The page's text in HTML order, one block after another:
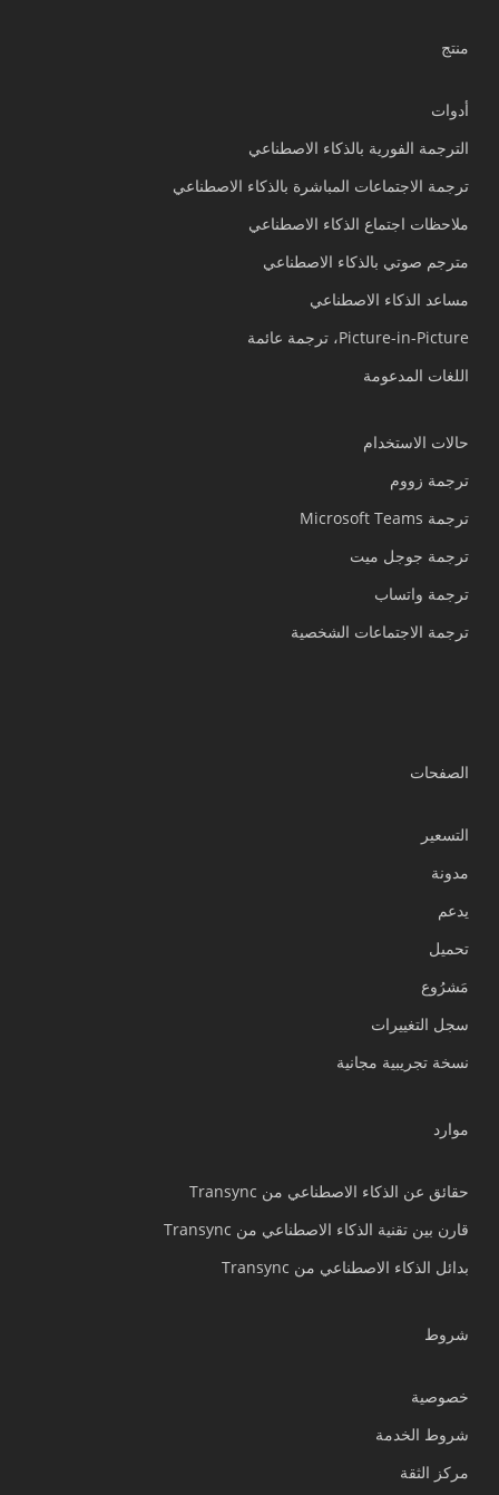
منتج
أدوات
الترجمة الفورية بالذكاء الاصطناعي
ترجمة الاجتماعات المباشرة بالذكاء الاصطناعي
ملاحظات اجتماع الذكاء الاصطناعي
مترجم صوتي بالذكاء الاصطناعي
مساعد الذكاء الاصطناعي
Picture-in-Picture، ترجمة عائمة
اللغات المدعومة
حالات الاستخدام
ترجمة زووم
ترجمة Microsoft Teams
ترجمة جوجل ميت
ترجمة واتساب
ترجمة الاجتماعات الشخصية
الصفحات
التسعير
مدونة
يدعم
تحميل
مَشرُوع
سجل التغييرات
نسخة تجريبية مجانية
موارد
حقائق عن الذكاء الاصطناعي من Transync
قارن بين تقنية الذكاء الاصطناعي من Transync
بدائل الذكاء الاصطناعي من Transync
شروط
خصوصية
شروط الخدمة
مركز الثقةРусский
Français
Tiếng Việt
Türkçe